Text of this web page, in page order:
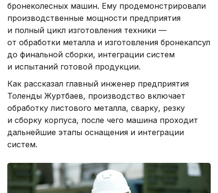
бронеколесных машин. Ему продемонстрировали
производственные мощности предприятия
и полный цикл изготовления техники —
от обработки металла и изготовления бронекапсул
до финальной сборки, интеграции систем
и испытаний готовой продукции.
Как рассказал главный инженер предприятия
Толенды Журтбаев, производство включает
обработку листового металла, сварку, резку
и сборку корпуса, после чего машина проходит
дальнейшие этапы оснащения и интеграции
систем.